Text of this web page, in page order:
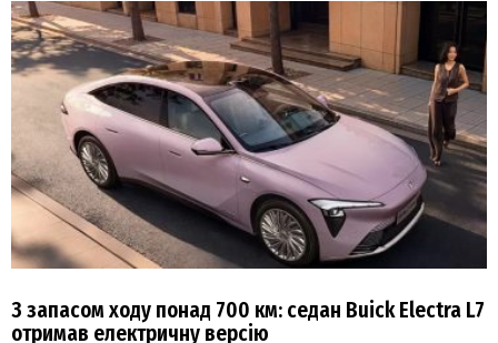
З запасом ходу понад 700 км: седан Buick Electra L7
отримав електричну версію